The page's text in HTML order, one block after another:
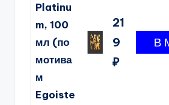
Platinu
m, 100
мл (по
мотива
м
Egoiste
21
9
₽